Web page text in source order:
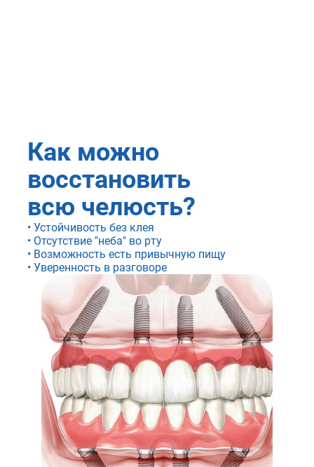
Как можно
восстановить
всю челюсть?
Устойчивость без клея
Отсутствие "неба" во рту
Возможность есть привычную пищу
Уверенность в разговоре